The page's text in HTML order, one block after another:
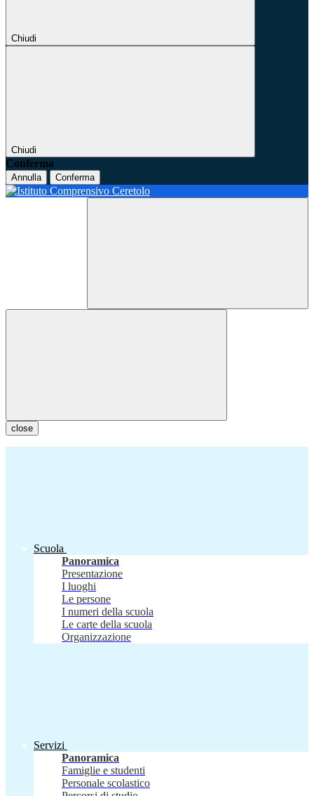
Chiudi
Chiudi
Conferma
Annulla Conferma
close
Scuola
Panoramica
Presentazione
I luoghi
Le persone
I numeri della scuola
Le carte della scuola
Organizzazione
Servizi
Panoramica
Famiglie e studenti
Personale scolastico